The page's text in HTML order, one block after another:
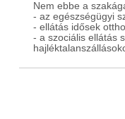
Nem ebbe a
- az egészségügyi
- ellátás idősek
- a szociális ellátás